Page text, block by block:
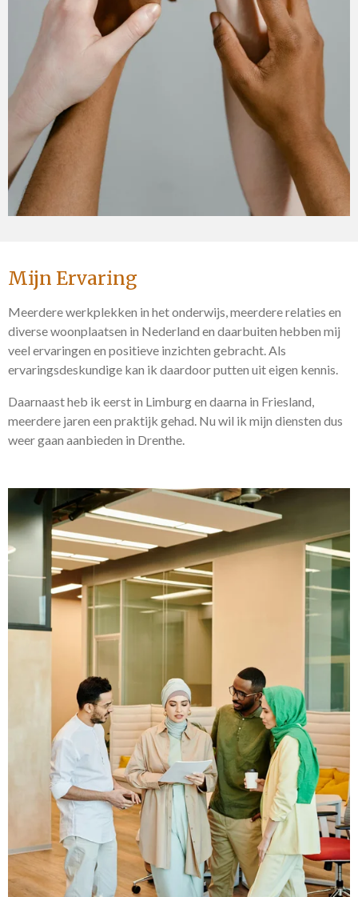
Mijn Ervaring
Meerdere werkplekken in het onderwijs, meerdere relaties en
diverse woonplaatsen in Nederland en daarbuiten hebben mij
veel ervaringen en positieve inzichten gebracht. Als
ervaringsdeskundige kan ik daardoor putten uit eigen kennis.
Daarnaast heb ik eerst in Limburg en daarna in Friesland,
meerdere jaren een praktijk gehad. Nu wil ik mijn diensten dus
weer gaan aanbieden in Drenthe.